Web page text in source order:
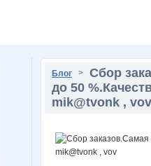
Блог > Сбор
до 50
mik@tvonk , vov